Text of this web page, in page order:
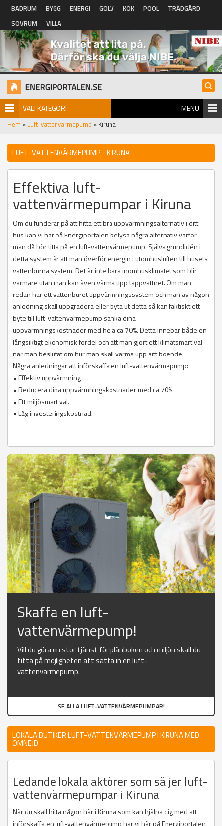
Hoppa till huvudinnehåll
BADRUM BYGG ENERGI GOLV KÖK POOL
TRÄDGÅRD
SOVRUM
VILLA
VÄLJ KATEGORI MENU
Hem » Luft-vattenvärmepump » Kiruna
LUFT-VATTENVÄRMEPUMP - KIRUNA
Effektiva luft-
vattenvärmepumpar i Kiruna
Om du funderar på att hitta ett bra uppvärmningsalternativ i ditt
hus kan vi här på Energiportalen belysa några alternativ varför
man då bör titta på en luft-vattenvärmepump. Själva grundidén i
detta system är att man överför energin i utomhusluften till husets
vattenburna system. Det är inte bara inomhusklimatet som blir
varmare utan man kan även värma upp tappvattnet. Om man
redan har ett vattenburet uppvärmningssystem och man av någon
anledning skall uppgradera eller byta ut detta så kan faktiskt ett
byte till luft-vattenvärmepump sänka dina
uppvärmningskostnader med hela ca 70%. Detta innebär både en
långsiktigt ekonomisk fördel och att man gjort ett klimatsmart val
när man beslutat om hur man skall värma upp sitt boende.
Några anledningar att införskaffa en luft-vattenvärmepump:
• Effektiv uppvärmning
• Reducera dina uppvärmningskostnader med ca 70%
• Ett miljösmart val.
• Låg investeringskostnad.
Skaffa en luft-
vattenvärmepump!
Vill du göra en stor tjänst för plånboken och miljön skall du
titta på möjligheten att sätta in en luft-
vattenvärmepump.
SE ALLA LUFT-VATTENVÄRMEPUMPAR!
LOKALA BUTIKER LUFT-VATTENVÄRMEPUMP I KIRUNA MED
OMNEJD
Ledande lokala aktörer som säljer luft-
vattenvärmepumpar i Kiruna
När du skall hitta någon här i Kiruna som kan hjälpa dig med att
införskaffa en luft-vattenvärmepump har vi här på Energiportalen